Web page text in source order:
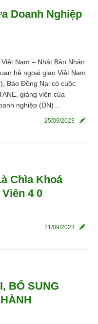
Doanh Nghiệp
Nam – Nhật Bản Nhân
hệ ngoại giao Việt Nam
Báo Đồng Nai có cuộc
giảng viên của
nghiệp (DN)…
25/09/2023
Chìa Khoá
4 0
21/09/2023
BỔ SUNG